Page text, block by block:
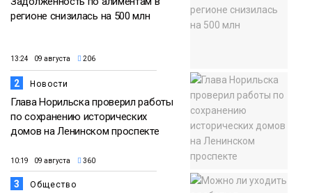
регионе снизилась на 500 млн
13:24 09 августа 206
2 Новости
Глава Норильска проверил работы
по сохранению исторических
домов на Ленинском проспекте
10:19 09 августа 360
3 Общество